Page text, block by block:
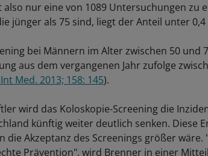
nur eine von 1089 Untersuchungen zu
jünger als 75 sind, liegt der Anteil unter
bei Männern im Alter zwischen 50 und
aus dem vergangenen Jahr zufolge
Med. 2013; 158: 145).
wird das Koloskopie-Screening die
künftig weiter deutlich senken. Diese
Akzeptanz des Screenings größer wäre.
Prävention", wird Brenner in einer